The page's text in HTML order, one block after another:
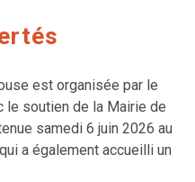
est organisée par le
le soutien de la Mairie de
samedi 6 juin 2026 au
a également accueilli un